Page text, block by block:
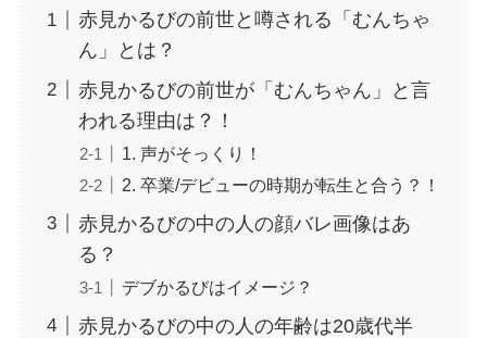
赤見かるびの前世と噂される「むんちゃ
ん」とは？
赤見かるびの前世が「むんちゃん」と言
われる理由は？！
1. 声がそっくり！
2. 卒業/デビューの時期が転生と合う？！
赤見かるびの中の人の顔バレ画像はあ
る？
デブかるびはイメージ？
赤見かるびの中の人の年齢は20歳代半